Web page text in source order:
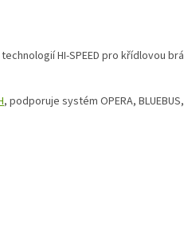
technologií HI-SPEED pro křídlovou
, podporuje systém OPERA,